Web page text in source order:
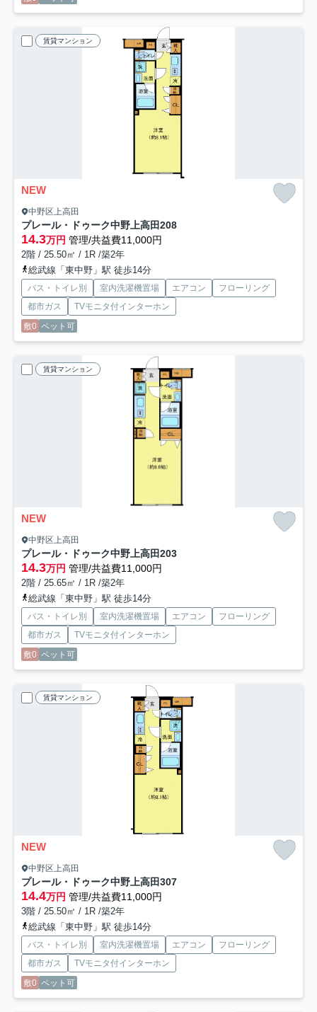
賃貸マンション
NEW
中野区上高田
プレール・ドゥーク中野上高田208
14.3万円 管理/共益費11,000円
2階 / 25.50㎡ / 1R /築2年
総武線「東中野」駅 徒歩14分
バス・トイレ別 室内洗濯機置場 エアコン
フローリング
都市ガス
TVモニタ付インターホン
敷0 ペット可
賃貸マンション
NEW
中野区上高田
プレール・ドゥーク中野上高田203
14.3万円 管理/共益費11,000円
2階 / 25.65㎡ / 1R /築2年
総武線「東中野」駅 徒歩14分
バス・トイレ別 室内洗濯機置場 エアコン
フローリング
都市ガス
TVモニタ付インターホン
敷0 ペット可
賃貸マンション
NEW
中野区上高田
プレール・ドゥーク中野上高田307
14.4万円 管理/共益費11,000円
3階 / 25.50㎡ / 1R /築2年
総武線「東中野」駅 徒歩14分
バス・トイレ別 室内洗濯機置場 エアコン
フローリング
都市ガス
TVモニタ付インターホン
敷0 ペット可